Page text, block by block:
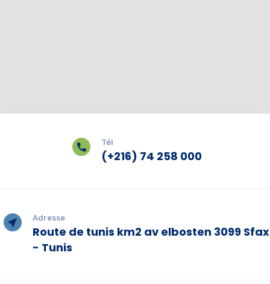
Tél
(+216) 74 258 000
Adresse
Route de tunis km2 av elbosten 3099 Sfax
- Tunis